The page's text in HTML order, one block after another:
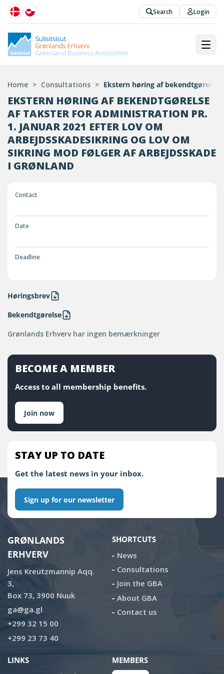
Search Login
Home > Consultations > Ekstern høring af
EKSTERN HØRING AF BEKENDTGØRELSE
AF TAKSTER FOR ADMINISTRATION PR.
1. JANUAR 2021 EFTER LOV OM
ARBEJDSSKADESIKRING OG LOV OM
SIKRING MOD FØLGER AF ARBEJDSSKADE
I GRØNLAND
Contact
Date
Deadline
Høringsbrev
Bekendtgørelse
Grønlands Erhverv har ingen bemærkninger
BECOME A MEMBER
Access to all membership benefits.
Join now
STAY UP TO DATE
Get the latest news in your inbox.
Sign up for our newsletter
GRØNLANDS
ERHVERV
Jens Kreutzmannip Aqq.
3,
Box 73, 3900 Nuuk
ga@ga.gl
+299 32 15 00
+299 23 73 40
SHORTCUTS
News
Consultations
Join the GBA
About GBA
Contact us
LINKS
MEMBERS